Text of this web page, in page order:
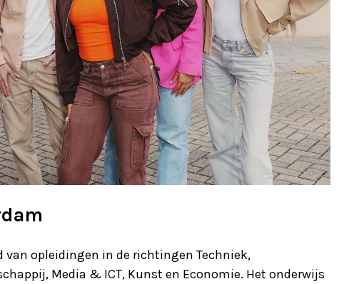
opleidingen in de richtingen Techniek,
Media & ICT, Kunst en Economie. Het onderwijs